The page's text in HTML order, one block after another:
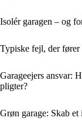
Isolér garagen – og
Typiske fejl, der fører
Garageejers ansvar:
pligter?
Grøn garage: Skab